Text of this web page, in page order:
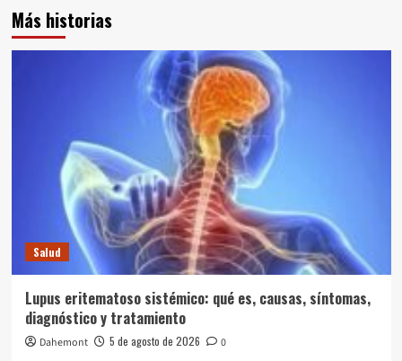
Más historias
Salud
Lupus eritematoso sistémico: qué es, causas, síntomas,
diagnóstico y tratamiento
Dahemont 5 de agosto de 2026 0